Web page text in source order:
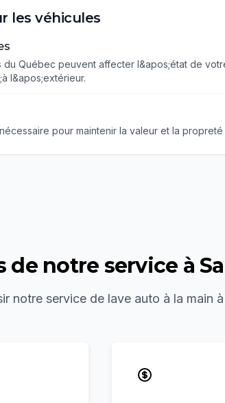
les véhicules
du Québec peuvent affecter l&apos;état de
l&apos;extérieur.
pour maintenir la valeur et la
de notre service à
notre service de lave auto à la main à